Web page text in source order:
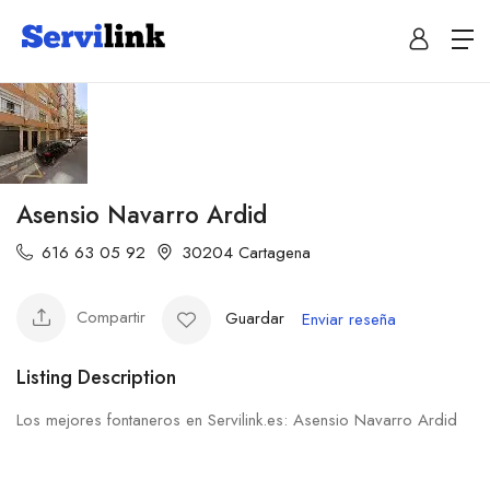
Asensio Navarro Ardid
616 63 05 92 30204 Cartagena
Compartir Guardar Enviar reseña
Listing Description
Los mejores fontaneros en Servilink.es: Asensio Navarro Ardid